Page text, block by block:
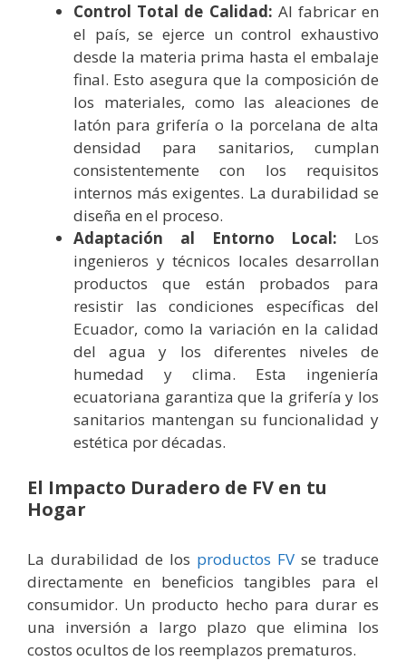
Control Total de Calidad: Al fabricar en
el país, se ejerce un control exhaustivo
desde la materia prima hasta el embalaje
final. Esto asegura que la composición de
los materiales, como las aleaciones de
latón para grifería o la porcelana de alta
densidad para sanitarios, cumplan
consistentemente con los requisitos
internos más exigentes. La durabilidad se
diseña en el proceso.
Adaptación al Entorno Local: Los
ingenieros y técnicos locales desarrollan
productos que están probados para
resistir las condiciones específicas del
Ecuador, como la variación en la calidad
del agua y los diferentes niveles de
humedad y clima. Esta ingeniería
ecuatoriana garantiza que la grifería y los
sanitarios mantengan su funcionalidad y
estética por décadas.
El Impacto Duradero de FV en tu
Hogar
La durabilidad de los productos FV se traduce
directamente en beneficios tangibles para el
consumidor. Un producto hecho para durar es
una inversión a largo plazo que elimina los
costos ocultos de los reemplazos prematuros.